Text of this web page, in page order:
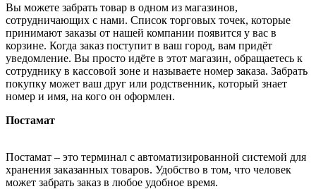
Вы можете забрать товар в одном из магазинов,
сотрудничающих с нами. Список торговых точек, которые
принимают заказы от нашей компании появится у вас в
корзине. Когда заказ поступит в ваш город, вам придёт
уведомление. Вы просто идёте в этот магазин, обращаетесь к
сотруднику в кассовой зоне и называете номер заказа. Забрать
покупку может ваш друг или родственник, который знает
номер и имя, на кого он оформлен.
Постамат
Постамат – это терминал с автоматизированной системой для
хранения заказанных товаров. Удобство в том, что человек
может забрать заказ в любое удобное время.